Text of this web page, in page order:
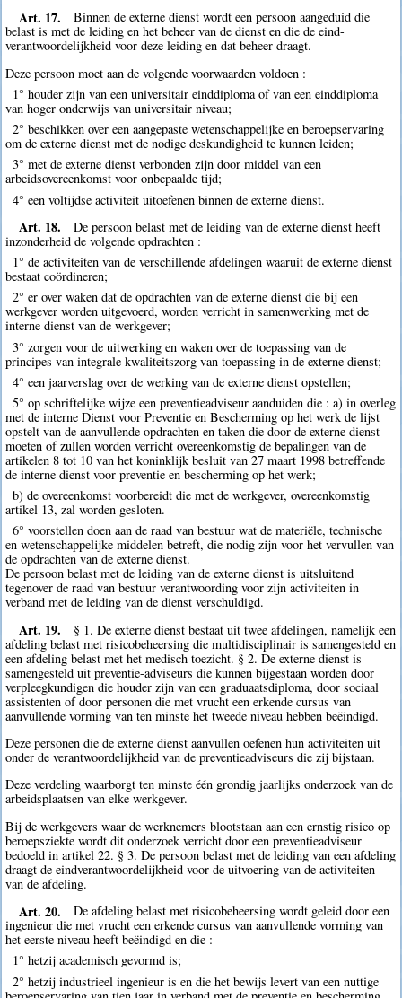
Art. 17.
Binnen de externe dienst wordt een persoon aangeduid die
belast is met de leiding en het beheer van de dienst en die de eind-
verantwoordelijkheid voor deze leiding en dat beheer draagt.
Deze persoon moet aan de volgende voorwaarden voldoen :
1° houder zijn van een universitair einddiploma of van een einddiploma
van hoger onderwijs van universitair niveau;
2° beschikken over een aangepaste wetenschappelijke en beroepservaring
om de externe dienst met de nodige deskundigheid te kunnen leiden;
3° met de externe dienst verbonden zijn door middel van een
arbeidsovereenkomst voor onbepaalde tijd;
4° een voltijdse activiteit uitoefenen binnen de externe dienst.
Art. 18.
De persoon belast met de leiding van de externe dienst heeft
inzonderheid de volgende opdrachten :
1° de activiteiten van de verschillende afdelingen waaruit de externe dienst
bestaat coördineren;
2° er over waken dat de opdrachten van de externe dienst die bij een
werkgever worden uitgevoerd, worden verricht in samenwerking met de
interne dienst van de werkgever;
3° zorgen voor de uitwerking en waken over de toepassing van de
principes van integrale kwaliteitszorg van toepassing in de externe dienst;
4° een jaarverslag over de werking van de externe dienst opstellen;
5° op schriftelijke wijze een preventieadviseur aanduiden die : a) in overleg
met de interne Dienst voor Preventie en Bescherming op het werk de lijst
opstelt van de aanvullende opdrachten en taken die door de externe dienst
moeten of zullen worden verricht overeenkomstig de bepalingen van de
artikelen 8 tot 10 van het koninklijk besluit van 27 maart 1998 betreffende
de interne dienst voor preventie en bescherming op het werk;
b) de overeenkomst voorbereidt die met de werkgever, overeenkomstig
artikel 13, zal worden gesloten.
6° voorstellen doen aan de raad van bestuur wat de materiële, technische
en wetenschappelijke middelen betreft, die nodig zijn voor het vervullen van
de opdrachten van de externe dienst.
De persoon belast met de leiding van de externe dienst is uitsluitend
tegenover de raad van bestuur verantwoording voor zijn activiteiten in
verband met de leiding van de dienst verschuldigd.
Art. 19.
§ 1. De externe dienst bestaat uit twee afdelingen, namelijk een
afdeling belast met risicobeheersing die multidisciplinair is samengesteld en
een afdeling belast met het medisch toezicht. § 2. De externe dienst is
samengesteld uit preventie-adviseurs die kunnen bijgestaan worden door
verpleegkundigen die houder zijn van een graduaatsdiploma, door sociaal
assistenten of door personen die met vrucht een erkende cursus van
aanvullende vorming van ten minste het tweede niveau hebben beëindigd.
Deze personen die de externe dienst aanvullen oefenen hun activiteiten uit
onder de verantwoordelijkheid van de preventieadviseurs die zij bijstaan.
Deze verdeling waarborgt ten minste één grondig jaarlijks onderzoek van de
arbeidsplaatsen van elke werkgever.
Bij de werkgevers waar de werknemers blootstaan aan een ernstig risico op
beroepsziekte wordt dit onderzoek verricht door een preventieadviseur
bedoeld in artikel 22. § 3. De persoon belast met de leiding van een afdeling
draagt de eindverantwoordelijkheid voor de uitvoering van de activiteiten
van de afdeling.
Art. 20.
De afdeling belast met risicobeheersing wordt geleid door een
ingenieur die met vrucht een erkende cursus van aanvullende vorming van
het eerste niveau heeft beëindigd en die :
1° hetzij academisch gevormd is;
2° hetzij industrieel ingenieur is en die het bewijs levert van een nuttige